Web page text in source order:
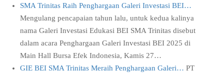
SMA Trinitas Raih Penghargaan Galeri Investasi BEI…
Mengulang pencapaian tahun lalu, untuk kedua kalinya
nama Galeri Investasi Edukasi BEI SMA Trinitas disebut
dalam acara Penghargaan Galeri Investasi BEI 2025 di
Main Hall Bursa Efek Indonesia, Kamis 27…
GIE BEI SMA Trinitas Meraih Penghargaan Galeri… PT